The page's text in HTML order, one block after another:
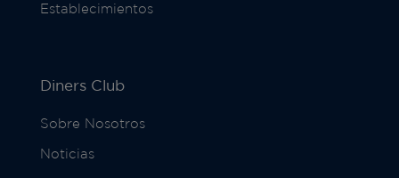
Establecimientos
Diners Club
Sobre Nosotros
Noticias